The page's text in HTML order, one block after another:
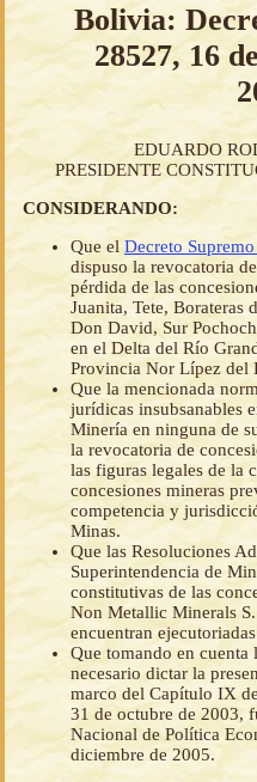
Bolivia:
28527, 16
EDUARDO
PRESIDENTE
CONSIDERANDO:
Que elDecreto
dispuso la revocatoria
pérdida de las
Juanita, Tete, Borateras
Don David, Sur
en el Delta del Río
Provincia Nor Lípez del
Que la mencionada
jurídicas insubsanables
Minería en ninguna de
la revocatoria de
las figuras legales de la
concesiones mineras
competencia y
Minas.
Que las Resoluciones
Superintendencia de
constitutivas de las
Non Metallic Minerals
encuentran
Que tomando en cuenta
necesario dictar la
marco del Capítulo IX
31 de octubre de 2003,
Nacional de Política
diciembre de 2005.